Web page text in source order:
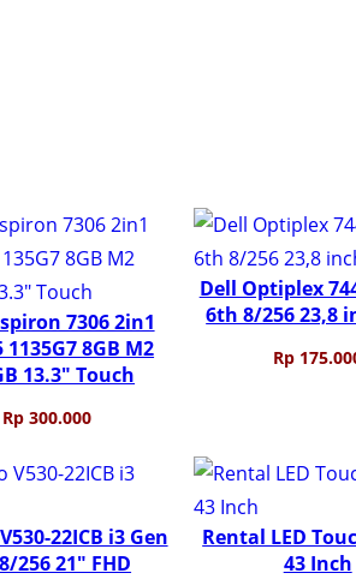
7306 2in1
1135G7 8GB M2
13.3″ Touch
Rp300.000
Dell Optiplex
6th 8/256 23,8
Rp
22ICB i3 Gen
256 21″ FHD
Rental LED
43 Inch